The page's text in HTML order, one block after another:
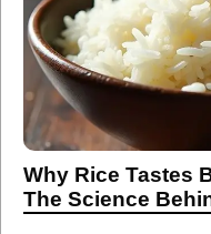
Why Rice Tastes
The Science